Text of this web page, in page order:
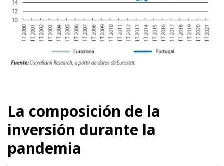
La composición de la
inversión durante la
pandemia